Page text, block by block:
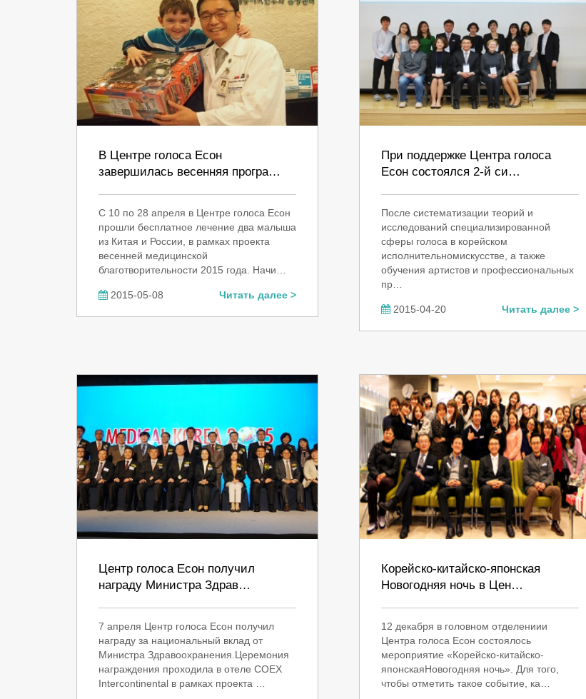
В Центре голоса Есон
завершилась весенняя програ…
С 10 по 28 апреля в Центре голоса Есон
прошли бесплатное лечение два малыша
из Китая и России, в рамках проекта
весенней медицинской
благотворительности 2015 года. Начи…
2015-05-08 Читать далее >
При поддержке Центра голоса
Есон состоялся 2-й си…
После систематизации теорий и
исследований специализированной
сферы голоса в корейском
исполнительномискусстве, а также
обучения артистов и профессиональных
пр…
2015-04-20 Читать далее >
Центр голоса Есон получил
награду Министра Здрав…
7 апреля Центр голоса Есон получил
награду за национальный вклад от
Министра Здравоохранения.Церемония
награждения проходила в отеле COEX
Intercontinental в рамках проекта …
Корейско-китайско-японская
Новогодняя ночь в Цен…
12 декабря в головном отделениии
Центра голоса Есон состоялось
мероприятие «Корейско-китайско-
японскаяНовогодняя ночь». Для того,
чтобы отметить такое событие, ка…